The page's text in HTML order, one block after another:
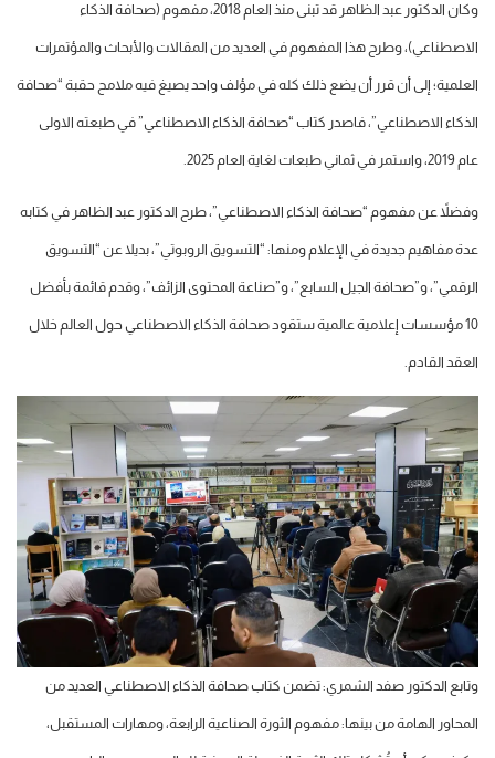
وكان الدكتور عبد الظاهر قد تبنى منذ العام 2018، مفهوم (صحافة الذكاء
الاصطناعي)، وطرح هذا المفهوم في العديد من المقالات والأبحاث والمؤتمرات
العلمية؛ إلى أن قرر أن يضع ذلك كله في مؤلف واحد يصيغ فيه ملامح حقبة “صحافة
الذكاء الاصطناعي”، فاصدر كتاب “صحافة الذكاء الاصطناعي” في طبعته الاولى
عام 2019، واستمر في ثماني طبعات لغاية العام 2025.
وفضلاً عن مفهوم “صحافة الذكاء الاصطناعي”، طرح الدكتور عبد الظاهر في كتابه
عدة مفاهيم جديدة في الإعلام ومنها: “التسويق الروبوتي”، بديلا عن “التسويق
الرقمي”، و”صحافة الجيل السابع”، و”صناعة المحتوى الزائف”، وقدم قائمة بأفضل
10 مؤسسات إعلامية عالمية ستقود صحافة الذكاء الاصطناعي حول العالم خلال
العقد القادم.
وتابع الدكتور صفد الشمري: تضمن كتاب صحافة الذكاء الاصطناعي العديد من
المحاور الهامة من بينها: مفهوم الثورة الصناعية الرابعة، ومهارات المستقبل،